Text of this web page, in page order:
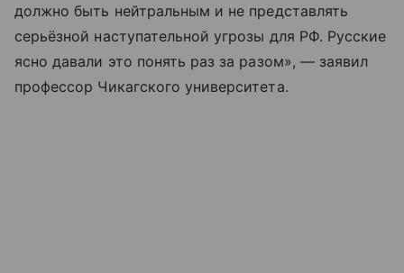
должно быть нейтральным и не представлять
серьёзной наступательной угрозы для РФ. Русские
ясно давали это понять раз за разом», — заявил
профессор Чикагского университета.